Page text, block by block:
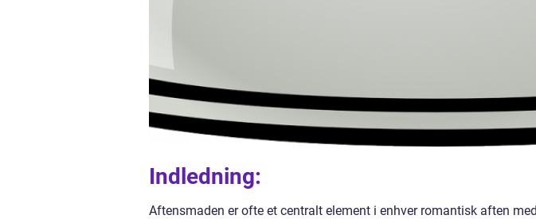
Indledning:
Aftensmaden er ofte et centralt element i enhver romantisk aften